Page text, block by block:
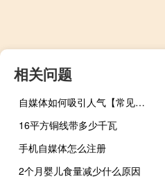
相关问题
自媒体如何吸引人气【常见的策略和方法提高吸引力】
16平方铜线带多少千瓦
手机自媒体怎么注册
2个月婴儿食量减少什么原因